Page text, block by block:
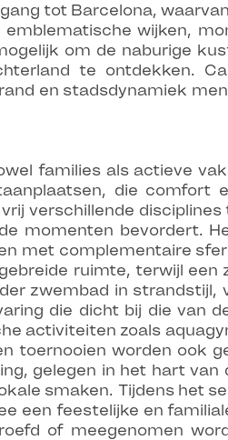
tot Barcelona,
wijken,
om de naburige
te ontdekken.
en stadsdynamiek
families als actieve
die comfort
verschillende disciplines
momenten bevordert.
met complementaire
ruimte, terwijl een
zwembad in strandstijl,
die dicht bij die van
activiteiten zoals
toernooien worden ook
gelegen in het hart van
smaken. Tijdens het
een feestelijke en
of meegenomen